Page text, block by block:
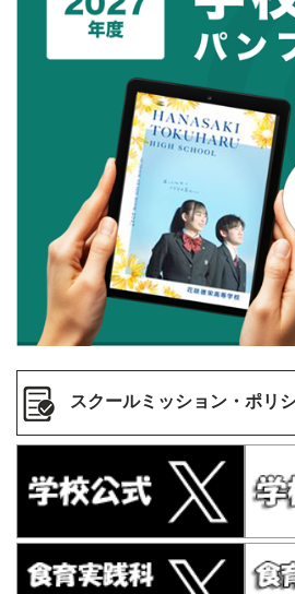
スクールミッション・ポリ